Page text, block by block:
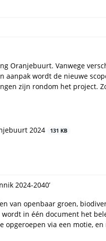
Oranjebuurt. Vanwege
aanpak wordt de nieuwe
zijn rondom het project.
2024
131 KB
2024-2040’
van openbaar groen,
in één document het
via een motie, en